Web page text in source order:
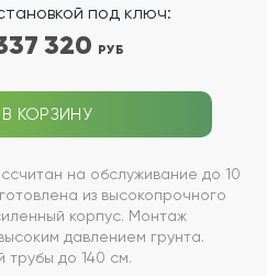
под ключ:
320 РУБ
В КОРЗИНУ
на обслуживание до 10
из высокопрочного
корпус. Монтаж
давлением грунта.
трубы до 140 см.